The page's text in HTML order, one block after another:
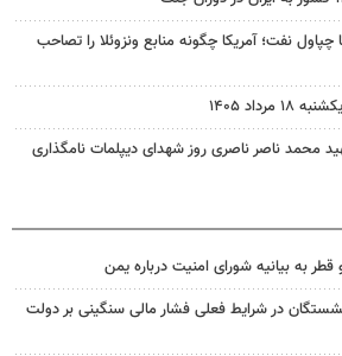
چپاول نفت؛ آمریکا چگونه منابع ونزوئلا را تصاحب
۱۴۰۵
محمد ناصر ناصری روز شهدای دیپلمات نامگذاری
به بیانیه شورای امنیت درباره یمن
در شرایط فعلی فشار مالی سنگینی بر دولت